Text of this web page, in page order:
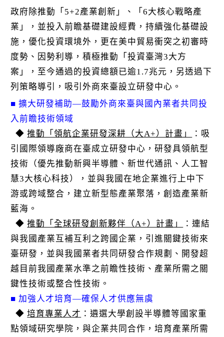
政府除推動「5+2產業創新」、「6大核心戰略產
業」，並投入前瞻基礎建設經費，持續強化基礎設
施，優化投資環境外，更在美中貿易衝突之初審時
度勢、因勢利導，積極推動「投資臺灣3大方
案」，至今通過的投資總額已逾1.7兆元，另透過下
列策略導引，吸引外商來臺設立研發中心。
■ 擴大研發補助—鼓勵外商來臺與國內業者共同投
入前瞻技術領域
◆推動「領航企業研發深耕（大A+）計畫」
：吸
引國際領導廠商在臺成立研發中心，研發具領航型
技術（優先推動新興半導體、新世代通訊、人工智
慧3大核心科技），並與我國在地企業進行上中下
游或跨域整合，建立新型態產業聚落，創造產業新
藍海。
◆推動「全球研發創新夥伴（A+）計畫」
：連結
與我國產業互補互利之跨國企業，引進關鍵技術來
臺研發，並與我國業者共同研發合作規劃、開發超
越目前我國產業水準之前瞻性技術、產業所需之關
鍵性技術或整合性技術。
■ 加強人才培育—確保人才供應無虞
◆培育專業人才 ：遴選大學創設半導體等國家重
點領域研究學院，與企業共同合作，培育產業所需